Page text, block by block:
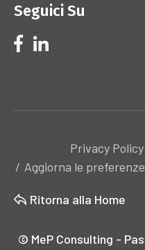
Seguici Su
Privacy Policy
Aggiorna le
Ritorna alla Home
© MeP Consulting -